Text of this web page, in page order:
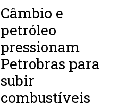
Câmbio e
petróleo
pressionam
Petrobras para
subir
combustíveis